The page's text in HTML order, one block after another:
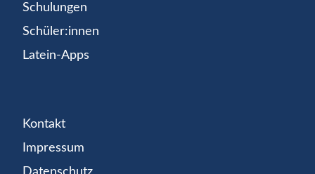
Schulungen
Schüler:innen
Latein-Apps
Kontakt
Impressum